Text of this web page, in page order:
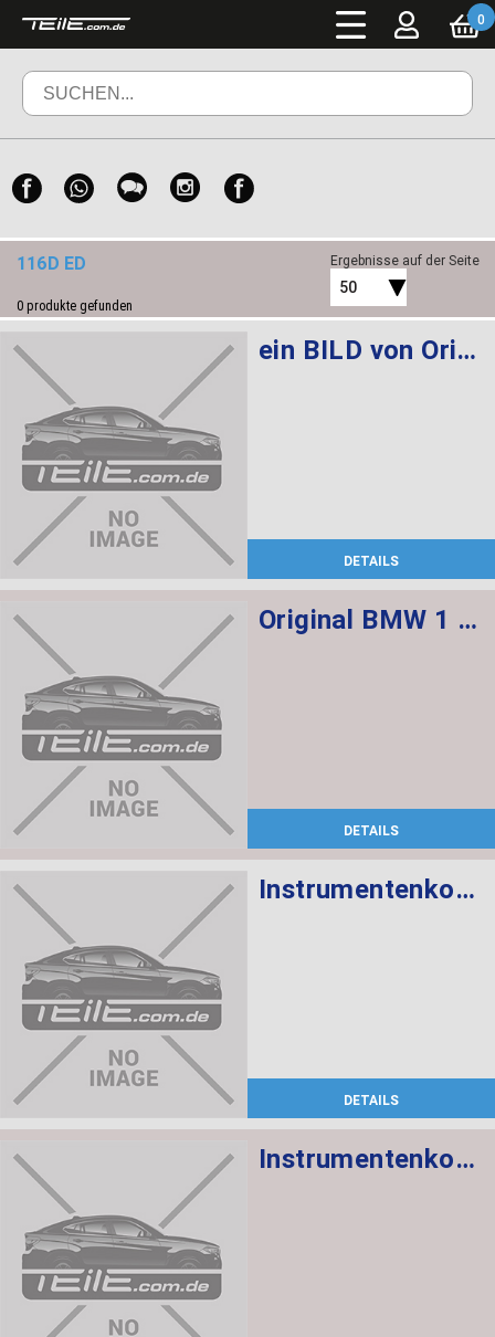
0
116D ED
0 produkte gefunden
Ergebnisse auf der Seite
50
ein BILD von Original BMW 1 Serie F20 F21 2012-2018 Velours Fußmatten Matte Premium Set
DETAILS
Original BMW 1 Serie F20 F21 2012-2018 Velours Fußmatten Matte Premium Set
DETAILS
Instrumentenkombination KMH
DETAILS
Instrumentenkombination KMH